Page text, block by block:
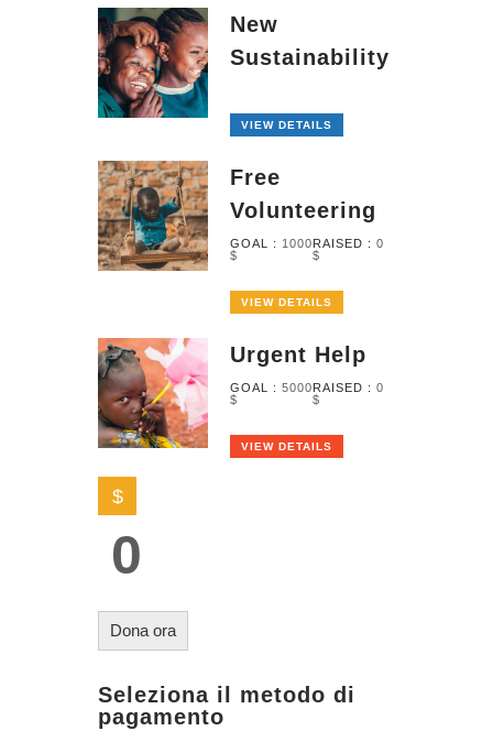
New
Sustainability
VIEW DETAILS
Free
Volunteering
GOAL : 1000
$
RAISED : 0
$
VIEW DETAILS
Urgent Help
GOAL : 5000
$
RAISED : 0
$
VIEW DETAILS
$
0
Dona ora
Seleziona il metodo di
pagamento